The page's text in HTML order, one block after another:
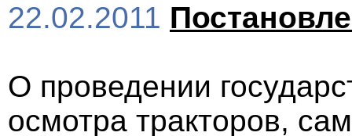
22.02.2011
О проведении
осмотра тракторов,